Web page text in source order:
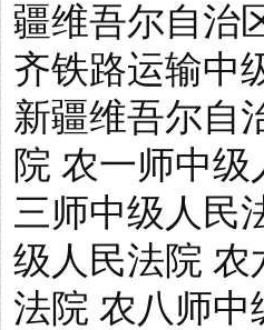
疆维吾尔自治
齐铁路运输中
新疆维吾尔自
院 农一师中
三师中级人民
级人民法院 农
法院 农八师中